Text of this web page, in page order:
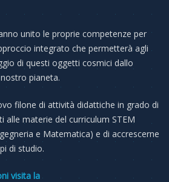
unito le proprie competenze per
integrato che permetterà agli
di questi oggetti cosmici dallo
pianeta.
filone di attività didattiche in grado di
alle materie del curriculum STEM
e Matematica) e di accrescerne
di studio.
visita la